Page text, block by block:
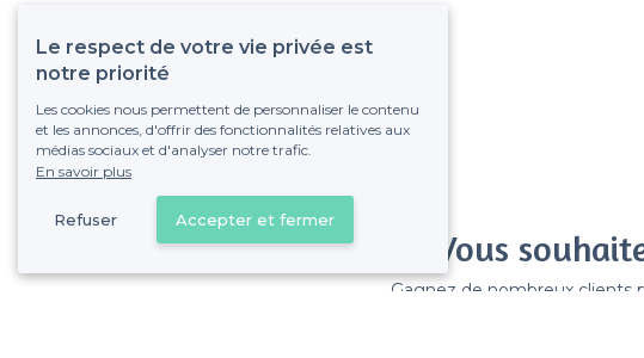
Vous
Gagnez de nombreux clients
Le respect de votre vie privée est
notre priorité
Les cookies nous permettent de personnaliser le contenu
et les annonces, d'offrir des fonctionnalités relatives aux
médias sociaux et d'analyser notre trafic.
En savoir plus
Refuser Accepter et fermer